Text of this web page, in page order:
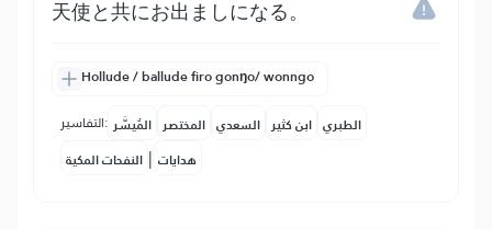
天使と共にお出ましになる。
Hollude / ballude firo gonŋo/ wonngo
التفاسير: المُيسَّر المختصر السعدي ابن كثير الطبري
النفحات المكية | هدايات